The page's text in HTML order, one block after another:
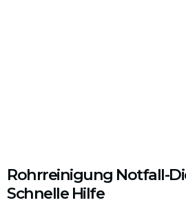
Rohrreinigung Notfall-
Schnelle Hilfe